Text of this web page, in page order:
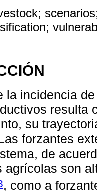
la incidencia
resulta
su
forzantes
de
agrícolas son
, como a